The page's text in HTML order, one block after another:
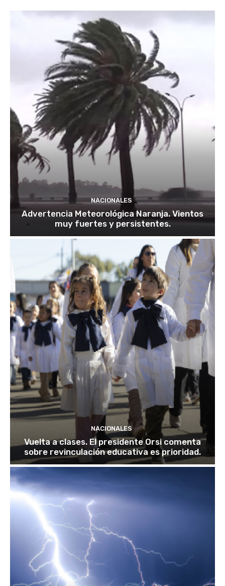
NACIONALES
Advertencia Meteorológica Naranja. Vientos
muy fuertes y persistentes.
NACIONALES
Vuelta a clases. El presidente Orsi comenta
sobre revinculación educativa es prioridad.